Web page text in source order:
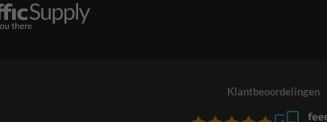
Klantbeoordelingen